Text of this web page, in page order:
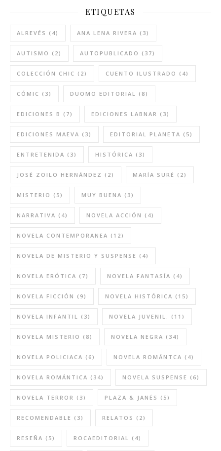
ETIQUETAS
ALREVÉS (4) ANA LENA RIVERA (3)
AUTISMO (2) AUTOPUBLICADO (37)
COLECCIÓN CHIC (2) CUENTO ILUSTRADO (4)
CÓMIC (3) DUOMO EDITORIAL (8)
EDICIONES B (7) EDICIONES LABNAR (3)
EDICIONES MAEVA (3) EDITORIAL PLANETA (5)
ENTRETENIDA (3) HISTÓRICA (3)
JOSÉ ZOILO HERNÁNDEZ (2) MARÍA SURÉ (2)
MISTERIO (5) MUY BUENA (3)
NARRATIVA (4) NOVELA ACCIÓN (4)
NOVELA CONTEMPORANEA (12)
NOVELA DE MISTERIO Y SUSPENSE (4)
NOVELA ERÓTICA (7) NOVELA FANTASÍA (4)
NOVELA FICCIÓN (9) NOVELA HISTÓRICA (15)
NOVELA INFANTIL (3) NOVELA JUVENIL. (11)
NOVELA MISTERIO (8) NOVELA NEGRA (34)
NOVELA POLICIACA (6) NOVELA ROMÁNTCA (4)
NOVELA ROMÁNTICA (34) NOVELA SUSPENSE (6)
NOVELA TERROR (3) PLAZA & JANÉS (5)
RECOMENDABLE (3) RELATOS (2)
RESEÑA (5) ROCAEDITORIAL (4)